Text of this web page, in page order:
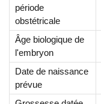
période
obstétricale
Âge biologique de
l'embryon
Date de naissance
prévue